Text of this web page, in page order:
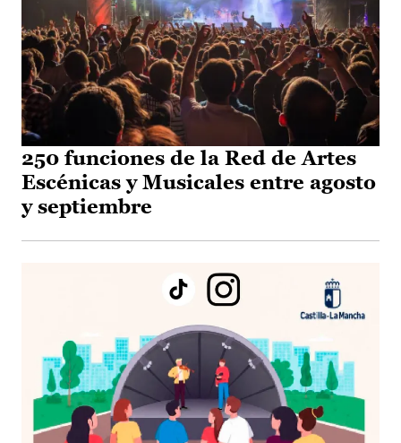
250 funciones de la Red de Artes
Escénicas y Musicales entre agosto
y septiembre